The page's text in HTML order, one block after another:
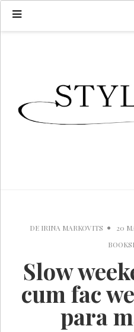
DE IRINA MARKOVITS 20
Slow
cum fac
para